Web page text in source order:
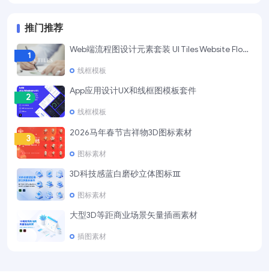
推门推荐
1
Web端流程图设计元素套装 UI Tiles Website Flowcharts
线框模板
2
App应用设计UX和线框图模板套件
线框模板
3
2026马年春节吉祥物3D图标素材
图标素材
4
3D科技感蓝白磨砂立体图标Ⅲ
图标素材
5
大型3D等距商业场景矢量插画素材
插图素材